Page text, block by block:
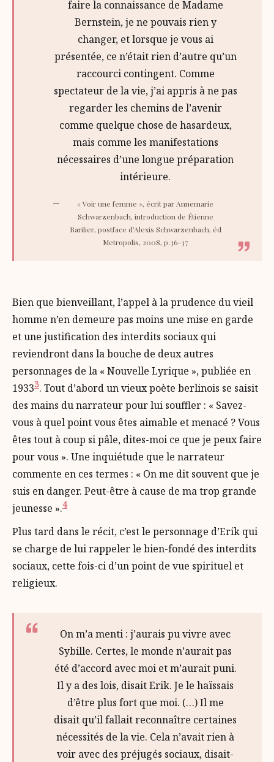
faire la connaissance de Madame
Bernstein, je ne pouvais rien y
changer, et lorsque je vous ai
présentée, ce n’était rien d’autre qu’un
raccourci contingent. Comme
spectateur de la vie, j’ai appris à ne pas
regarder les chemins de l’avenir
comme quelque chose de hasardeux,
mais comme les manifestations
nécessaires d’une longue préparation
intérieure.
« Voir une femme », écrit par Annemarie
Schwarzenbach, introduction de Étienne
Barilier, postface d’Alexis Schwarzenbach, éd
Metropolis, 2008, p.36-37
Bien que bienveillant, l’appel à la prudence du vieil
homme n’en demeure pas moins une mise en garde
et une justification des interdits sociaux qui
reviendront dans la bouche de deux autres
personnages de la « Nouvelle Lyrique », publiée en
19333. Tout d’abord un vieux poète berlinois se saisit
des mains du narrateur pour lui souffler : « Savez-
vous à quel point vous êtes aimable et menacé ? Vous
êtes tout à coup si pâle, dites-moi ce que je peux faire
pour vous ». Une inquiétude que le narrateur
commente en ces termes : « On me dit souvent que je
suis en danger. Peut-être à cause de ma trop grande
jeunesse ».4
Plus tard dans le récit, c’est le personnage d’Erik qui
se charge de lui rappeler le bien-fondé des interdits
sociaux, cette fois-ci d’un point de vue spirituel et
religieux.
On m’a menti : j’aurais pu vivre avec
Sybille. Certes, le monde n’aurait pas
été d’accord avec moi et m’aurait puni.
Il y a des lois, disait Erik. Je le haïssais
d’être plus fort que moi. (…) Il me
disait qu’il fallait reconnaître certaines
nécessités de la vie. Cela n’avait rien à
voir avec des préjugés sociaux, disait-